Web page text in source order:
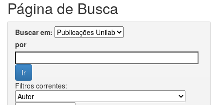
Página de Busca
Buscar em:
por
Filtros correntes: